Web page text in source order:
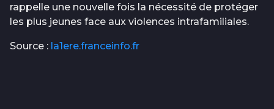
rappelle une nouvelle fois la nécessité de protéger
les plus jeunes face aux violences intrafamiliales.
Source : la1ere.franceinfo.fr